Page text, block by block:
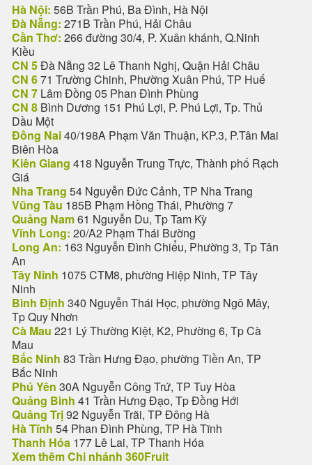
Hà Nội: 56B Trần Phú, Ba Đình, Hà Nội
Đà Nẵng: 271B Trần Phú, Hải Châu
Cần Thơ: 266 đường 30/4, P. Xuân khánh, Q.Ninh
Kiều
CN 5Đà Nẵng 32 Lê Thanh Nghị, Quận Hải Châu
CN 671 Trường Chinh, Phường Xuân Phú, TP Huế
CN 7 Lâm Đồng 05 Phan Đình Phùng
CN 8 Bình Dương 151 Phú Lợi, P. Phú Lợi, Tp. Thủ
Dầu Một
Đồng Nai40/198A Phạm Văn Thuận, KP.3, P.Tân Mai
Biên Hòa
Kiên Giang 418 Nguyễn Trung Trực, Thành phố Rạch
Giá
Nha Trang 54 Nguyễn Đức Cảnh, TP Nha Trang
Vũng Tàu 185B Phạm Hồng Thái, Phường 7
Quảng Nam61 Nguyễn Du, Tp Tam Kỳ
Vĩnh Long: 20/A2 Phạm Thái Bường
Long An: 163 Nguyễn Đình Chiểu, Phường 3, Tp Tân
An
Tây Ninh 1075 CTM8, phường Hiệp Ninh, TP Tây
Ninh
Bình Định 340 Nguyễn Thái Học, phường Ngô Mây,
Tp Quy Nhơn
Cà Mau 221 Lý Thường Kiệt, K2, Phường 6, Tp Cà
Mau
Bắc Ninh 83 Trần Hưng Đạo, phường Tiền An, TP
Bắc Ninh
Phú Yên 30A Nguyễn Công Trứ, TP Tuy Hòa
Quảng Bình 41 Trần Hưng Đạo, Tp Đồng Hới
Quảng Trị92 Nguyễn Trãi, TP Đông Hà
Hà Tĩnh 54 Phan Đình Phùng, TP Hà Tĩnh
Thanh Hóa 177 Lê Lai, TP Thanh Hóa
Xem thêm Chi nhánh 360Fruit